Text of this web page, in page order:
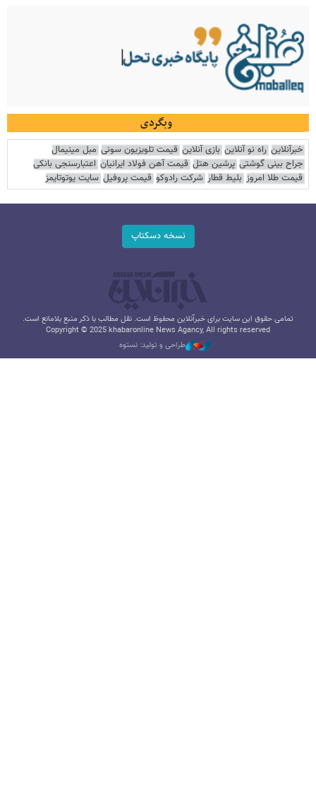
وبگردی
خبرآنلاین راه نو آنلاین بازی آنلاین قیمت تلویزیون سونی مبل مینیمال
جراح بینی گوشتی پرشین هتل قیمت آهن فولاد ایرانیان اعتبارسنجی بانکی
قیمت طلا امروز بلیط قطار شرکت رادوکو قیمت پروفیل سایت یوتوتایمز
نسخه دسکتاپ
تمامی حقوق این سایت برای خبرآنلاین محفوظ است. نقل مطالب با ذکر منبع بلامانع است.
Copyright © 2025 khabaronline News Agancy, All rights reserved
طراحی و تولید: نستوه